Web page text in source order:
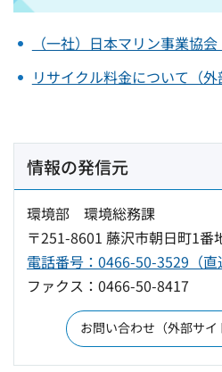
（一社）日本マリン事業協
リサイクル料金について（外
情報の発信元
環境部 環境総務課
〒251-8601 藤沢市朝日町1
電話番号：0466-50-3529（直
ファクス：0466-50-8417
お問い合わせ（外部サイ